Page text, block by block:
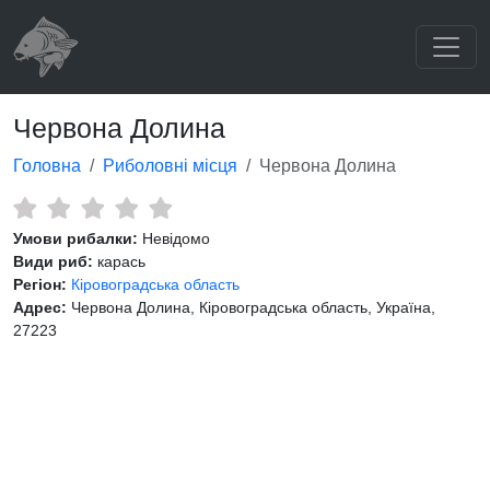
Червона Долина
Головна Риболовні місця Червона Долина
Умови рибалки: Невідомо
Види риб: карась
Регіон: Кіровоградська область
Адрес: Червона Долина, Кіровоградська область, Україна,
27223